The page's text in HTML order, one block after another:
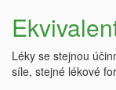
Léky se stejnou
síle, stejné lékové